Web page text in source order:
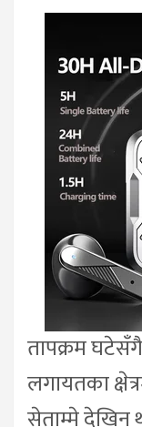
तापक्रम घटेसँगै
लगायतका
सेताम्मे देखिन